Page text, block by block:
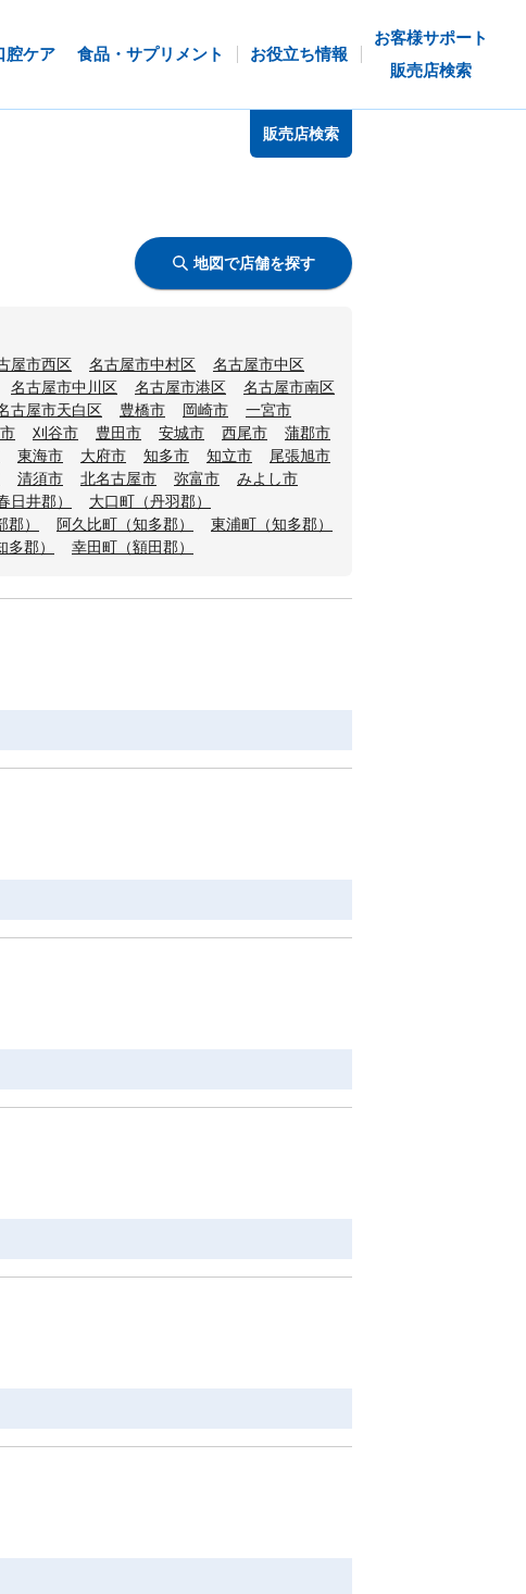
腔ケア 食品・サプリメント お役立ち情報
お客様サポート
販売店検索
販売店検索
地図で店舗を探す
屋市西区 名古屋市中村区
名古屋市中区
名古屋市中川区 名古屋市港区
名古屋市南区
古屋市天白区 豊橋市 岡崎市
一宮市
刈谷市 豊田市 安城市 西尾市
蒲郡市
東海市 大府市 知多市 知立市
尾張旭市
清須市 北名古屋市 弥富市
みよし市
日井郡）
大口町（丹羽郡）
） 阿久比町（知多郡）
東浦町（知多郡）
郡） 幸田町（額田郡）